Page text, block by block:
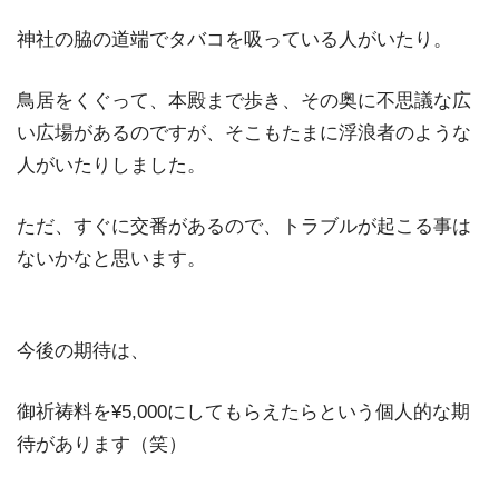
神社の脇の道端でタバコを吸っている人がいたり。
鳥居をくぐって、本殿まで歩き、その奥に不思議な広
い広場があるのですが、そこもたまに浮浪者のような
人がいたりしました。
ただ、すぐに交番があるので、トラブルが起こる事は
ないかなと思います。
今後の期待は、
御祈祷料を¥5,000にしてもらえたらという個人的な期
待があります（笑）